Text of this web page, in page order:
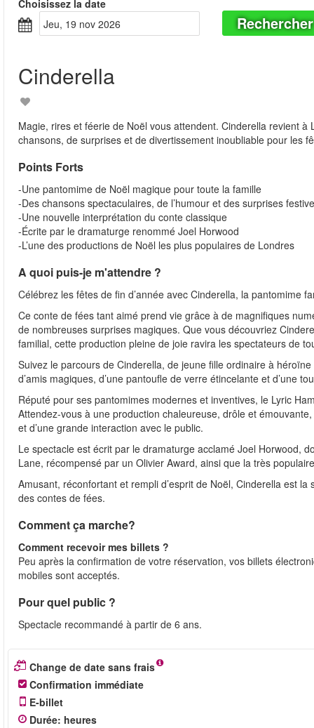
Choisissez la date
jeu, 19 nov 2026
Rechercher
Cinderella
Magie, rires et féerie de Noël vous attendent. Cinderella revient
chansons, de surprises et de divertissement inoubliable pour les
Points Forts
-Une pantomime de Noël magique pour toute la famille
-Des chansons spectaculaires, de l’humour et des surprises
-Une nouvelle interprétation du conte classique
-Écrite par le dramaturge renommé Joel Horwood
-L’une des productions de Noël les plus populaires de Londres
A quoi puis-je m'attendre ?
Célébrez les fêtes de fin d’année avec Cinderella, la pantomime
Ce conte de fées tant aimé prend vie grâce à de magnifiques
de nombreuses surprises magiques. Que vous découvriez
familial, cette production pleine de joie ravira les spectateurs de
Suivez le parcours de Cinderella, de jeune fille ordinaire à
d’amis magiques, d’une pantoufle de verre étincelante et d’une
Réputé pour ses pantomimes modernes et inventives, le Lyric
Attendez-vous à une production chaleureuse, drôle et
et d’une grande interaction avec le public.
Le spectacle est écrit par le dramaturge acclamé Joel Horwood,
Lane, récompensé par un Olivier Award, ainsi que la très
Amusant, réconfortant et rempli d’esprit de Noël, Cinderella est
des contes de fées.
Comment ça marche?
Comment recevoir mes billets ?
Peu après la confirmation de votre réservation, vos billets
mobiles sont acceptés.
Pour quel public ?
Spectacle recommandé à partir de 6 ans.
Change de date sans frais
Confirmation immédiate
E-billet
Durée: heures